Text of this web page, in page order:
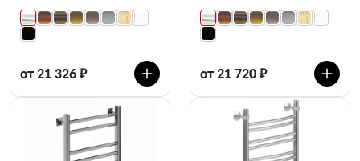
от 21 326 ₽ от 21 720 ₽